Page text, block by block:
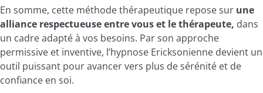
En somme, cette méthode thérapeutique repose sur une
alliance respectueuse entre vous et le thérapeute, dans
un cadre adapté à vos besoins. Par son approche
permissive et inventive, l’hypnose Ericksonienne devient un
outil puissant pour avancer vers plus de sérénité et de
confiance en soi.